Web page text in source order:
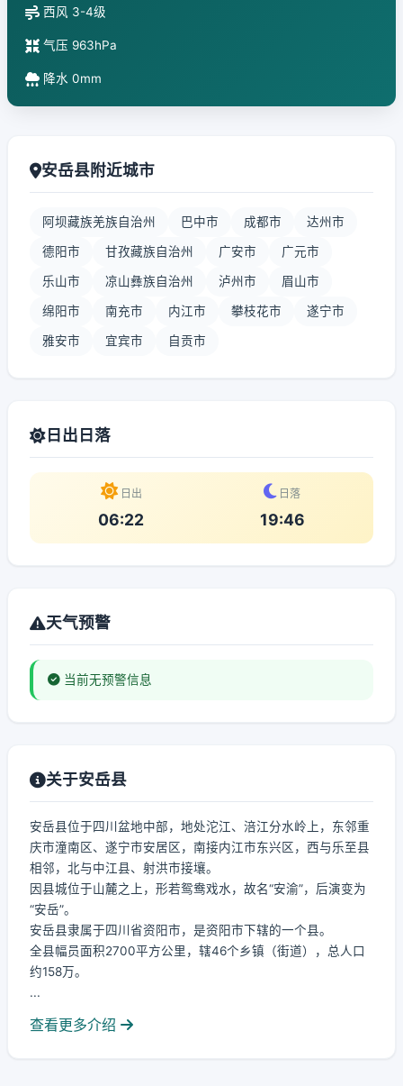
西风 3-4级
气压 963hPa
降水 0mm
安岳县附近城市
阿坝藏族羌族自治州 巴中市 成都市 达州市
德阳市 甘孜藏族自治州 广安市 广元市
乐山市 凉山彝族自治州 泸州市 眉山市
绵阳市 南充市 内江市 攀枝花市 遂宁市
雅安市 宜宾市 自贡市
日出日落
日出
06:22
日落
19:46
天气预警
当前无预警信息
关于安岳县
安岳县位于四川盆地中部，地处沱江、涪江分水岭上，东邻重
庆市潼南区、遂宁市安居区，南接内江市东兴区，西与乐至县
相邻，北与中江县、射洪市接壤。
因县城位于山麓之上，形若鸳鸯戏水，故名“安渝”，后演变为
“安岳”。
安岳县隶属于四川省资阳市，是资阳市下辖的一个县。
全县幅员面积2700平方公里，辖46个乡镇（街道），总人口
约158万。
...
查看更多介绍